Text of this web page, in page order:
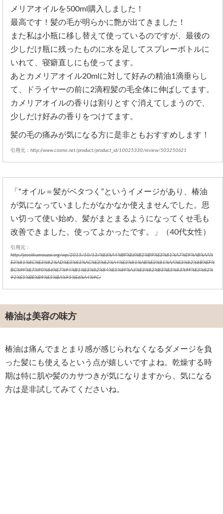
メリアオイルを500ml購入しました！
最高です！髪の毛が明らかに艶が出てきました！
また私は小瓶に移し替えて使っているのですが、最後の
少しだけ瓶に残ったものに水を足してスプレーボトルに
いれて、寝癖直しにも使ってます。
あとカメリアオイル20mlに対して好みの精油1滴垂らし
て、ドライヤーの前に2滴程髪の毛全体に伸ばしてます。
カメリアオイルの香りは割りとすぐ消えてしまうので、
少しだけ好みの香りをつけてます。
髪の毛の痛みが気になる方に是非ともおすすめします！
引用元： http://www.cosme.net/product/product_id/10025330/review/503250621
「“オイル＝髪がベタつく”というイメージがあり、椿油
が気になっていましたがなかなか使えませんでした。思
い切って使い始め、髪がまとまるようになってくせ毛も
改善できました。使ってよかったです。」（40代女性）
引用元：
http://joseiikumouzai.org/wp/2015/10/13/%E6%A4%BF%E6%B2%B9%E3%81%A7%E9%AB%AA%
E3%81%8C%E3%82%AD%E3%83%AC%E3%82%A4%E3%81%AB%E3%81%AA%E3%82%8B%EF%
BC%9F%E7%90%86%E7%94%B1%E3%82%84%E5%8F%A3%E3%82%B3%E3%83%9F%E3%82%
92%E5%BE%B9%E5%BA%95%E6%A4%9C/
椿油は美容の味方
椿油は痛んでまとまり感が感じられなくなるダメージを負
った髪にも使えるという点が嬉しいですよね。乾燥する時
期は特に肌や髪のカサつきが気になりますから、気になる
方は是非試してみてくださいね。